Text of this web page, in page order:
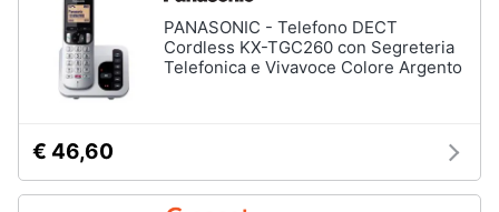
PANASONIC - Telefono DECT
Cordless KX-TGC260 con Segreteria
Telefonica e Vivavoce Colore Argento
€ 46,60